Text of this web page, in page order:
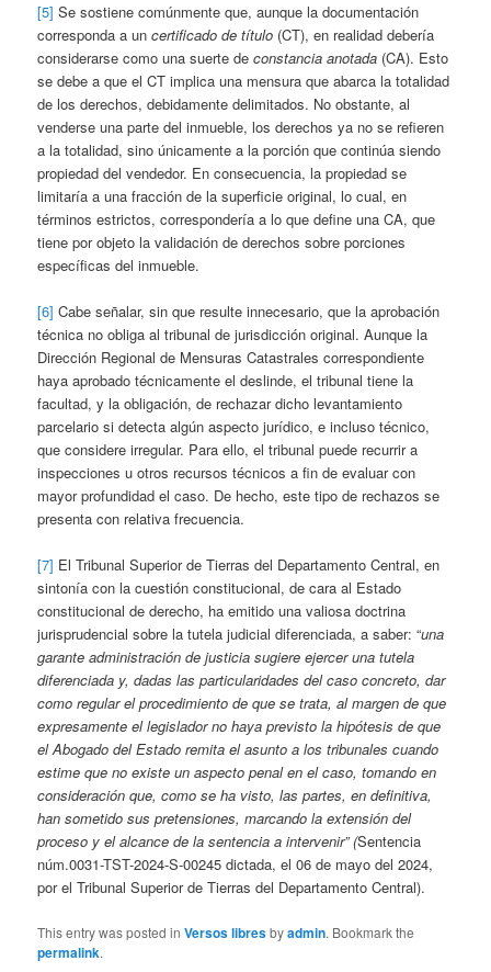
[5] Se sostiene comúnmente que, aunque la documentación
corresponda a uncertificado de título (CT), en realidad debería
considerarse como una suerte deconstancia anotada (CA). Esto
se debe a que el CT implica una mensura que abarca la totalidad
de los derechos, debidamente delimitados. No obstante, al
venderse una parte del inmueble, los derechos ya no se refieren
a la totalidad, sino únicamente a la porción que continúa siendo
propiedad del vendedor. En consecuencia, la propiedad se
limitaría a una fracción de la superficie original, lo cual, en
términos estrictos, correspondería a lo que define una CA, que
tiene por objeto la validación de derechos sobre porciones
específicas del inmueble.
[6] Cabe señalar, sin que resulte innecesario, que la aprobación
técnica no obliga al tribunal de jurisdicción original. Aunque la
Dirección Regional de Mensuras Catastrales correspondiente
haya aprobado técnicamente el deslinde, el tribunal tiene la
facultad, y la obligación, de rechazar dicho levantamiento
parcelario si detecta algún aspecto jurídico, e incluso técnico,
que considere irregular. Para ello, el tribunal puede recurrir a
inspecciones u otros recursos técnicos a fin de evaluar con
mayor profundidad el caso. De hecho, este tipo de rechazos se
presenta con relativa frecuencia.
[7] El Tribunal Superior de Tierras del Departamento Central, en
sintonía con la cuestión constitucional, de cara al Estado
constitucional de derecho, ha emitido una valiosa doctrina
jurisprudencial sobre la tutela judicial diferenciada, a saber: “una
garante administración de justicia sugiere ejercer una tutela
diferenciada y, dadas las particularidades del caso concreto, dar
como regular el procedimiento de que se trata, al margen de que
expresamente el legislador no haya previsto la hipótesis de que
el Abogado del Estado remita el asunto a los tribunales cuando
estime que no existe un aspecto penal en el caso, tomando en
consideración que, como se ha visto, las partes, en definitiva,
han sometido sus pretensiones, marcando la extensión del
proceso y el alcance de la sentencia a intervenir” (Sentencia
núm.0031-TST-2024-S-00245 dictada, el 06 de mayo del 2024,
por el Tribunal Superior de Tierras del Departamento Central).
This entry was posted inVersos libresbyadmin. Bookmark the
permalink.